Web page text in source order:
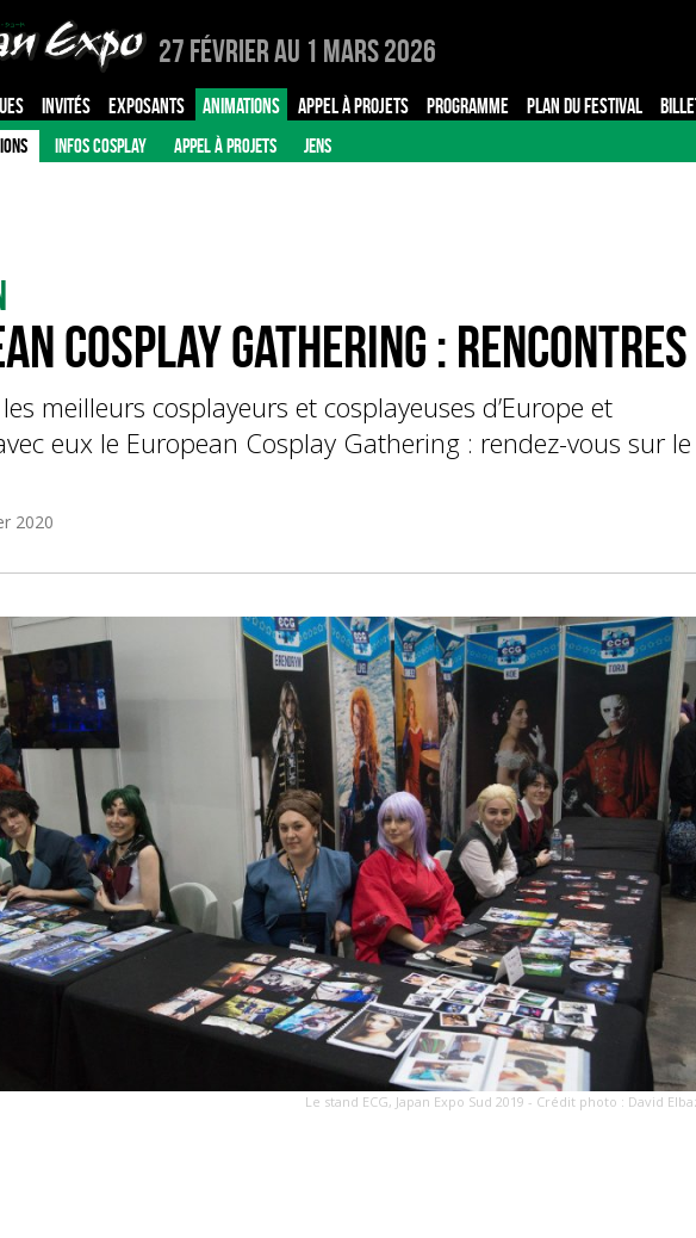
27 Février au 1 Mars 2026
INVITÉS EXPOSANTS ANIMATIONS APPEL À PROJETS PROGRAMME PLAN DU FESTIVAL
INFOS COSPLAY APPEL À PROJETS JENS
Cosplay Gathering : rencontres
meilleurs cosplayeurs et cosplayeuses d’Europe et
eux le European Cosplay Gathering : rendez-vous sur le
2020
Le stand ECG, Japan Expo Sud 2019 - Crédit photo : David